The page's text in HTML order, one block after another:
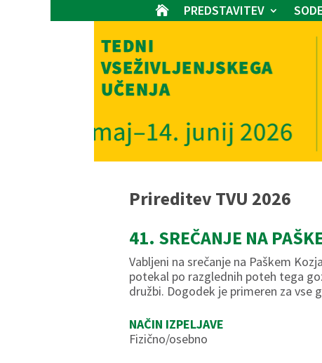
 PREDSTAVITEV
Prireditev TVU 2026
41. SREČANJE NA
Vabljeni na srečanje na Paškem
potekal po razglednih poteh tega
družbi. Dogodek je primeren za vse
NAČIN IZPELJAVE
Fizično/osebno